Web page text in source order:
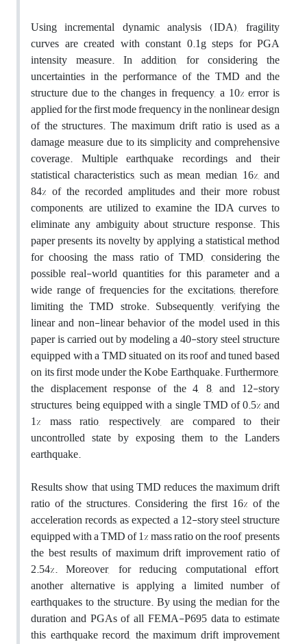
Using incremental dynamic analysis (IDA), fragility
curves are created with constant 0.1g steps for PGA
intensity measure. In addition, for considering the
uncertainties in the performance of the TMD and the
structure due to the changes in frequency, a 10% error is
applied for the first mode frequency in the nonlinear design
of the structures. The maximum drift ratio is used as a
damage measure due to its simplicity and comprehensive
coverage. Multiple earthquake recordings and their
statistical characteristics, such as mean, median, 16%, and
84% of the recorded amplitudes and their more robust
components, are utilized to examine the IDA curves to
eliminate any ambiguity about structure response. This
paper presents its novelty by applying a statistical method
for choosing the mass ratio of TMD, considering the
possible real-world quantities for this parameter and a
wide range of frequencies for the excitations; therefore,
limiting the TMD stroke. Subsequently, verifying the
linear and non-linear behavior of the model used in this
paper is carried out by modeling a 40-story steel structure
equipped with a TMD situated on its roof and tuned based
on its first mode under the Kobe Earthquake. Furthermore,
the displacement response of the 4, 8, and 12-story
structures, being equipped with a single TMD of 0.5% and
1% mass ratio, respectively, are compared to their
uncontrolled state by exposing them to the Landers
earthquake.
Results show that using TMD reduces the maximum drift
ratio of the structures. Considering the first 16% of the
acceleration records, as expected, a 12-story steel structure
equipped with a TMD of 1% mass ratio on the roof, presents
the best results of maximum drift improvement ratio of
2.54%. Moreover, for reducing computational effort,
another alternative is applying a limited number of
earthquakes to the structure. By using the median for the
duration and PGAs of all FEMA-P695 data to estimate
this earthquake record, the maximum drift improvement